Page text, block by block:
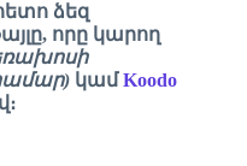
ձեզ
որը կարող
կամKoodo